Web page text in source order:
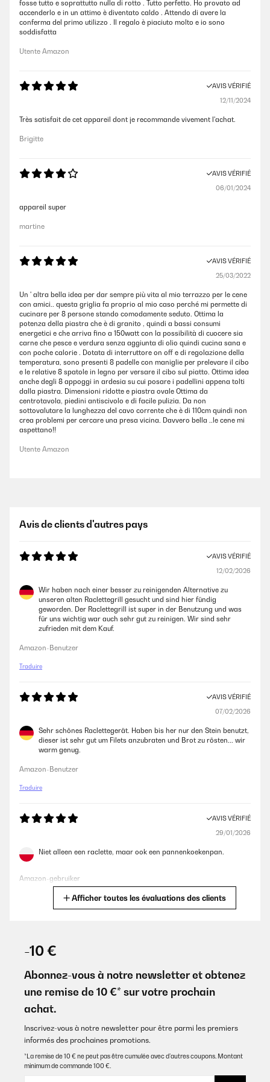
fosse tutto e soprattutto nulla di rotto . Tutto perfetto. Ho provato ad
accenderlo e in un attimo è diventato caldo . Attendo di avere la
conferma del primo utilizzo . Il regalo è piaciuto molto e io sono
soddisfatta
Utente Amazon
AVIS VÉRIFIÉ
12/11/2024
Très satisfait de cet appareil dont je recommande vivement l'achat.
Brigitte
AVIS VÉRIFIÉ
06/01/2024
appareil super
martine
AVIS VÉRIFIÉ
25/03/2022
Un ' altra bella idea per dar sempre più vita al mio terrazzo per le cene
con amici.. questa griglia fa proprio al mio caso perché mi permette di
cucinare per 8 persone stando comodamente seduto. Ottima la
potenza della piastra che è di granito , quindi a bassi consumi
energetici e che arriva fino a 150watt con la possibilità di cuocere sia
carne che pesce e verdura senza aggiunta di olio quindi cucina sana e
con poche calorie . Dotata di interruttore on off e di regolazione della
temperatura, sono presenti 8 padelle con maniglie per prelevare il cibo
e le relative 8 spatole in legno per versare il cibo sul piatto. Ottima idea
anche degli 8 appoggi in ardesia su cui posare i padellini appena tolti
dalla piastra. Dimensioni ridotte e piastra ovale Ottima da
centrotavola, piedini antiscivolo e di facile pulizia. Da non
sottovalutare la lunghezza del cavo corrente che è di 110cm quindi non
crea problemi per cercare una presa vicina. Davvero bella ..le cene mi
aspettano!!
Utente Amazon
Avis de clients d'autres pays
AVIS VÉRIFIÉ
12/02/2026
Wir haben nach einer besser zu reinigenden Alternative zu
unseren alten Raclettegrill gesucht und sind hier fündig
geworden. Der Raclettegrill ist super in der Benutzung und was
für uns wichtig war auch sehr gut zu reinigen. Wir sind sehr
zufrieden mit dem Kauf.
Amazon-Benutzer
Traduire
AVIS VÉRIFIÉ
07/02/2026
Sehr schönes Raclettegerät. Haben bis her nur den Stein benutzt,
dieser ist sehr gut um Filets anzubraten und Brot zu rösten... wir
warm genug.
Amazon-Benutzer
Traduire
AVIS VÉRIFIÉ
29/01/2026
Niet alleen een raclette, maar ook een pannenkoekenpan.
Amazon-gebruiker
Raclettpfannchen . Waren mit beiden super zufrieden. Direkt 6
kleine Pfannkuchen,jeder hat direkt da was zu essen,keiner muss
warten.Pfannkuchenform probierte ich erst mit dann ohne Fett.
Ging super ohne,brannte nichts rein.Super zu reinigen. Sind
begeistert
Amazon-Benutzer
AVIS VÉRIFIÉ
Afficher toutes les évaluations des clients
-10 €
Abonnez-vous à notre newsletter et obtenez
une remise de 10 €* sur votre prochain
achat.
Inscrivez-vous à notre newsletter pour être parmi les premiers
informés des prochaines promotions.
*La remise de 10 € ne peut pas être cumulée avec d’autres coupons. Montant
minimum de commande 100 €.